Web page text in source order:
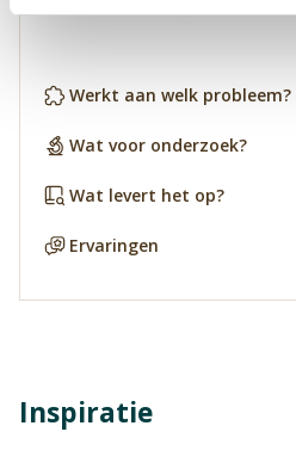
Werkt aan welk probleem?
Wat voor onderzoek?
Wat levert het op?
Ervaringen
Inspiratie